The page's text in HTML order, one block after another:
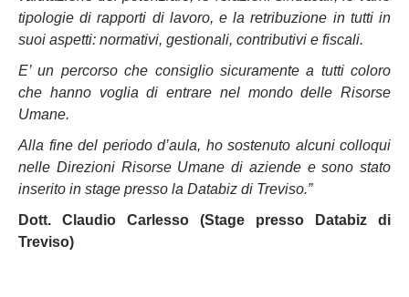
tipologie di rapporti di lavoro, e la retribuzione in tutti in
suoi aspetti: normativi, gestionali, contributivi e fiscali.
E’ un percorso che consiglio sicuramente a tutti coloro
che hanno voglia di entrare nel mondo delle Risorse
Umane.
Alla fine del periodo d’aula, ho sostenuto alcuni colloqui
nelle Direzioni Risorse Umane di aziende e sono stato
inserito in stage presso la Databiz di Treviso.”
Dott. Claudio Carlesso (Stage presso Databiz di
Treviso)